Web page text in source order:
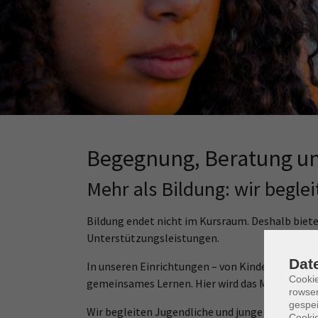
Nächster Schritt?
Zu schade für den Sperrmüll
Begegnung, Beratung
Mehr als Bildung: wir
Bildung endet nicht im Kursraum. Deshalb
Unterstützungsleistungen.
In unseren Einrichtungen – von
gemeinsames Lernen. Hier wird das
Wir begleiten Jugendliche und junge